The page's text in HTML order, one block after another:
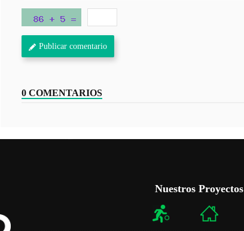
Publicar comentario
0 COMENTARIOS
Nuestros Proyectos